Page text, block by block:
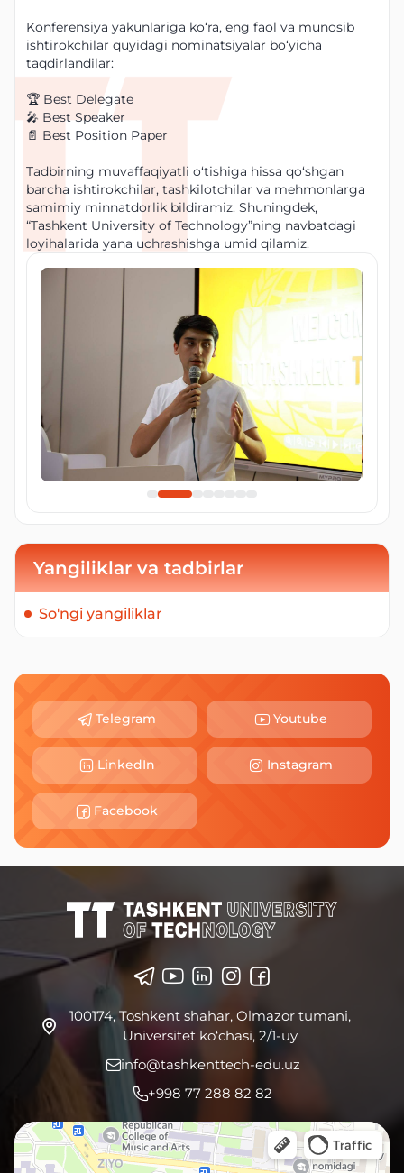
Yangiliklar va tadbirlar
So'ngi yangiliklar
Konferensiya yakunlariga ko‘ra, eng faol va munosib
ishtirokchilar quyidagi nominatsiyalar bo‘yicha
taqdirlandilar:
🏆 Best Delegate
🎤 Best Speaker
📄 Best Position Paper
Tadbirning muvaffaqiyatli o‘tishiga hissa qo‘shgan
barcha ishtirokchilar, tashkilotchilar va mehmonlarga
samimiy minnatdorlik bildiramiz. Shuningdek,
“Tashkent University of Technology”ning navbatdagi
loyihalarida yana uchrashishga umid qilamiz.
Telegram Youtube
LinkedIn Instagram
Facebook
100174, Toshkent shahar, Olmazor tumani,
Universitet ko‘chasi, 2/1-uy
info@tashkenttech-edu.uz
+998 77 288 82 82